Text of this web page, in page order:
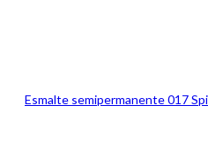
Esmalte semipermanente 017